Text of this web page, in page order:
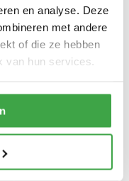
en analyse. Deze
met andere
of die ze hebben
van hun services.
- In